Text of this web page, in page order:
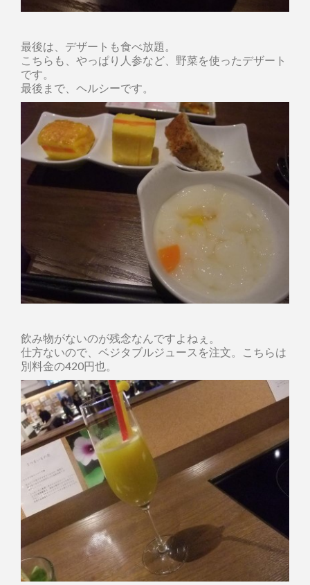
最後は、デザートも食べ放題。
こちらも、やっぱり人参など、野菜を使ったデザート
です。
最後まで、ヘルシーです。
飲み物がないのが残念なんですよねぇ。
仕方ないので、ベジタブルジュースを注文。こちらは
別料金の420円也。